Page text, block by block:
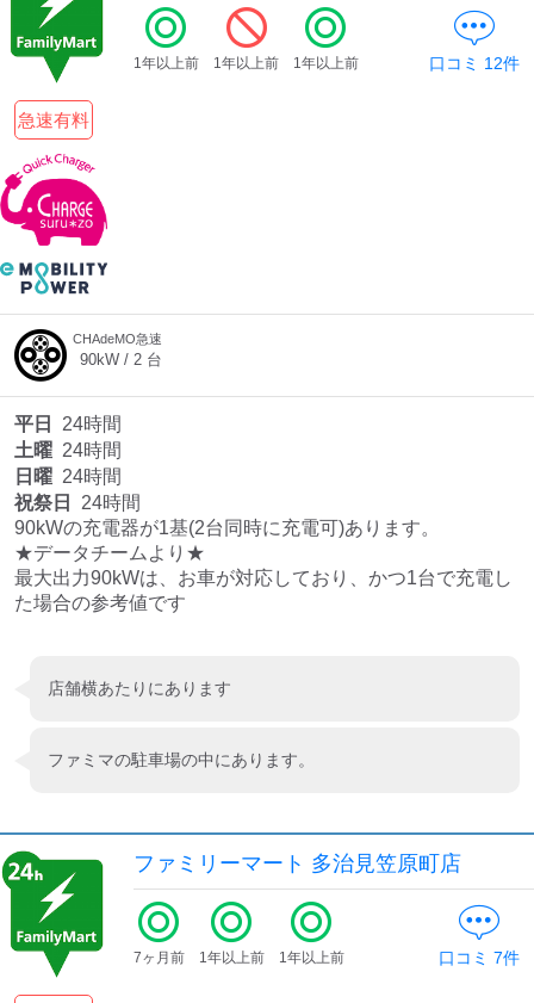
急速有料
1年以上前 1年以上前 1年以上前 口コミ 12件
CHAdeMO急速
90kW / 2 台
平日
24時間
土曜 24時間
日曜 24時間
祝祭日
24時間
90kWの充電器が1基(2台同時に充電可)あります。
★データチームより★
最大出力90kWは、お車が対応しており、かつ1台で充電し
た場合の参考値です
店舗横あたりにあります
ファミマの駐車場の中にあります。
ファミリーマート 多治見笠原町店
7ヶ月前 1年以上前 1年以上前 口コミ 7件